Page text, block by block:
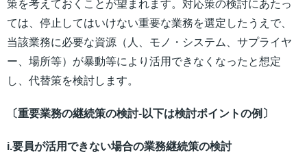
策を考えておくことが望まれます。対応策の検討にあたっ
ては、停止してはいけない重要な業務を選定したうえで、
当該業務に必要な資源（人、モノ・システム、サプライヤ
ー、場所等）が暴動等により活用できなくなったと想定
し、代替策を検討します。
〔重要業務の継続策の検討-以下は検討ポイントの例〕
i.要員が活用できない場合の業務継続策の検討